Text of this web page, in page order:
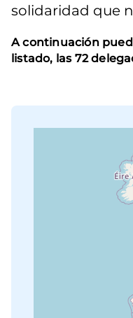
solidaridad que
A continuación
listado, las 72